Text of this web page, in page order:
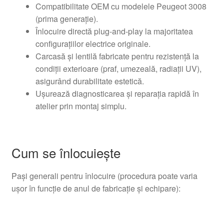
Compatibilitate OEM cu modelele Peugeot 3008
(prima generație).
Înlocuire directă plug-and-play la majoritatea
configurațiilor electrice originale.
Carcasă și lentilă fabricate pentru rezistență la
condiții exterioare (praf, umezeală, radiații UV),
asigurând durabilitate estetică.
Ușurează diagnosticarea și reparația rapidă în
atelier prin montaj simplu.
Cum se înlocuiește
Pași generali pentru înlocuire (procedura poate varia
ușor în funcție de anul de fabricație și echipare):